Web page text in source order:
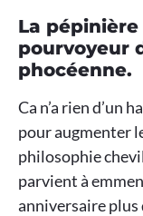
La
pourvoyeur
phocéenne.
Ca n’a rien d’un
pour augmenter
philosophie
parvient à
anniversaire